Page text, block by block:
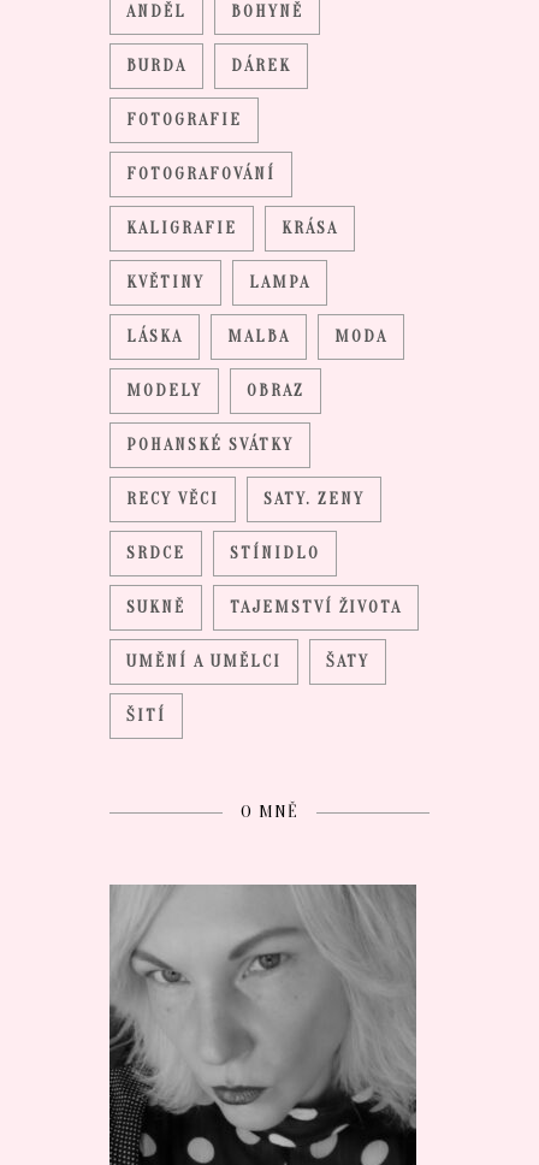
ANDĚL BOHYNĚ
BURDA DÁREK
FOTOGRAFIE
FOTOGRAFOVÁNÍ
KALIGRAFIE KRÁSA
KVĚTINY LAMPA
LÁSKA MALBA MODA
MODELY OBRAZ
POHANSKÉ SVÁTKY
RECY VĚCI SATY. ZENY
SRDCE STÍNIDLO
SUKNĚ TAJEMSTVÍ ŽIVOTA
UMĚNÍ A UMĚLCI ŠATY
ŠITÍ
O MNĚ